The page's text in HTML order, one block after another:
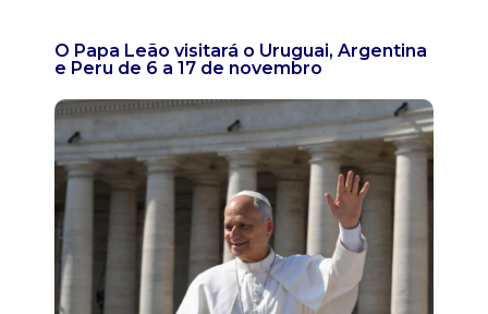
O Papa Leão visitará o Uruguai, Argentina
e Peru de 6 a 17 de novembro